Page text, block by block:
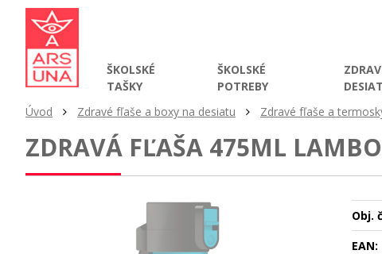
ŠKOLSKÉ
TAŠKY
ŠKOLSKÉ
POTREBY
Úvod
Zdravé fľaše a boxy na desiatu Zdravé fľaše a
ZDRAVÁ FĽAŠA 475ML
Obj.
EAN: